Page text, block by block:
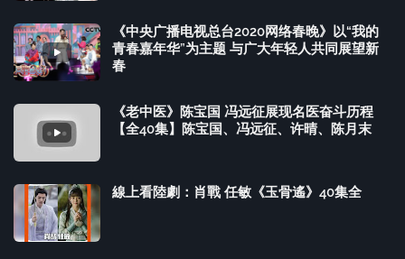
《中央广播电视总台2020网络春晚》以“我的
青春嘉年华”为主题 与广大年轻人共同展望新
春
《老中医》陈宝国 冯远征展现名医奋斗历程
【全40集】陈宝国、冯远征、许晴、陈月末
線上看陸劇：肖戰 任敏《玉骨遙》40集全